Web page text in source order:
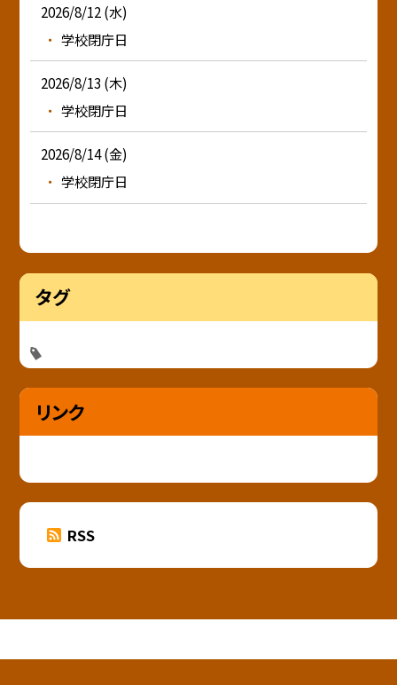
2026/8/12 (水)
学校閉庁日
2026/8/13 (木)
学校閉庁日
2026/8/14 (金)
学校閉庁日
タグ
リンク
RSS